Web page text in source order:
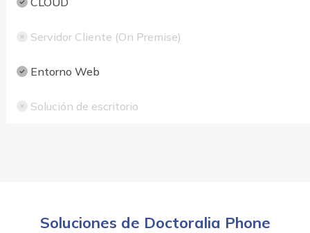
Servidor Cliente (On Premise)
Entorno Web
Solución de escritorio
Soluciones de Doctoralia Phone